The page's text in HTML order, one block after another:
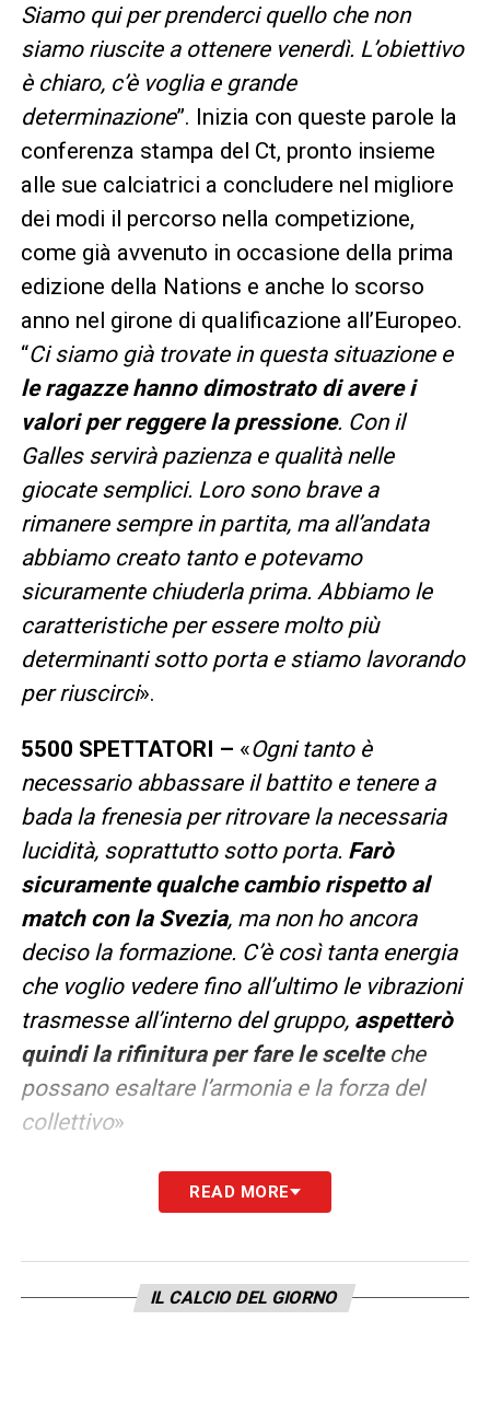
Siamo qui per prenderci quello che non
siamo riuscite a ottenere venerdì. L’obiettivo
è chiaro, c’è voglia e grande
determinazione”. Inizia con queste parole la
conferenza stampa del Ct, pronto insieme
alle sue calciatrici a concludere nel migliore
dei modi il percorso nella competizione,
come già avvenuto in occasione della prima
edizione della Nations e anche lo scorso
anno nel girone di qualificazione all’Europeo.
“Ci siamo già trovate in questa situazione e
le ragazze hanno dimostrato di avere i
valori per reggere la pressione. Con il
Galles servirà pazienza e qualità nelle
giocate semplici. Loro sono brave a
rimanere sempre in partita, ma all’andata
abbiamo creato tanto e potevamo
sicuramente chiuderla prima. Abbiamo le
caratteristiche per essere molto più
determinanti sotto porta e stiamo lavorando
per riuscirci».
5500 SPETTATORI – «Ogni tanto è
necessario abbassare il battito e tenere a
bada la frenesia per ritrovare la necessaria
lucidità, soprattutto sotto porta. Farò
sicuramente qualche cambio rispetto al
match con la Svezia, ma non ho ancora
deciso la formazione. C’è così tanta energia
che voglio vedere fino all’ultimo le vibrazioni
trasmesse all’interno del gruppo, aspetterò
quindi la rifinitura per fare le scelteche
possano esaltare l’armonia e la forza del
collettivo»
LA PLAYLIST DELLE NOSTRE TOP NEWS
READ MORE
IL CALCIO DEL GIORNO